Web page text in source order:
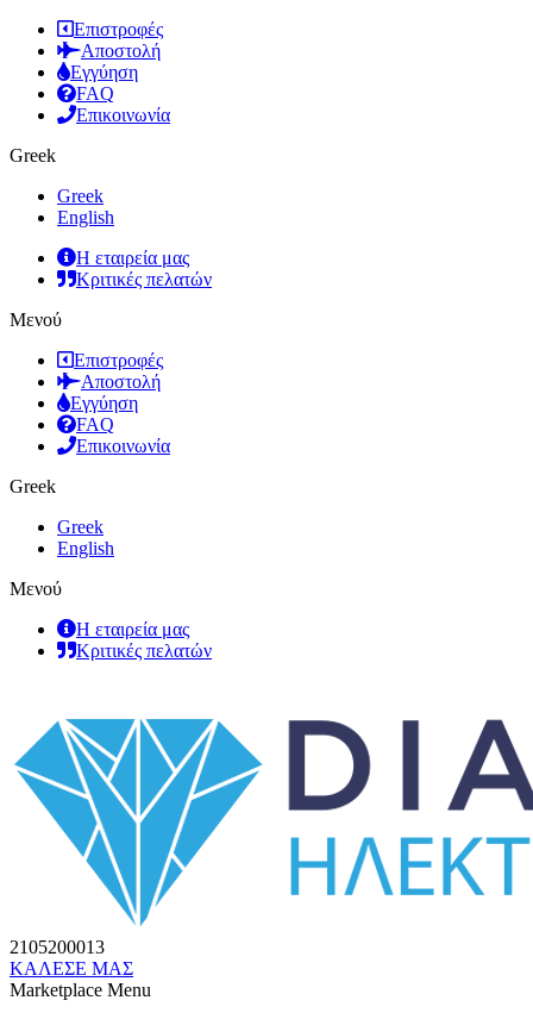
Επιστροφές
Αποστολή
Εγγύηση
FAQ
Επικοινωνία
Greek
Greek
English
Η εταιρεία μας
Κριτικές πελατών
Μενού
Επιστροφές
Αποστολή
Εγγύηση
FAQ
Επικοινωνία
Greek
Greek
English
Μενού
Η εταιρεία μας
Κριτικές πελατών
2105200013
ΚΑΛΕΣΕ ΜΑΣ
Marketplace Menu